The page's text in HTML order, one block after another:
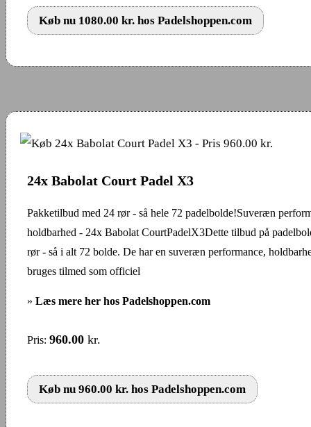
Køb nu 1080.00 kr. hos Padelshoppen.com
24x Babolat Court Padel X3
Pakketilbud med 24 rør - så hele 72 padelbolde!Suveræn
holdbarhed - 24x Babolat CourtPadelX3Dette tilbud på
rør - så i alt 72 bolde. De har en suveræn performance,
bruges tilmed som officiel
» Læs mere her hos Padelshoppen.com
Pris: 960.00 kr.
Køb nu 960.00 kr. hos Padelshoppen.com